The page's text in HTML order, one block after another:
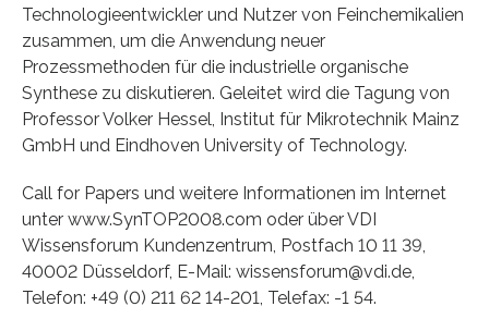
Technologieentwickler und Nutzer von Feinchemikalien
zusammen, um die Anwendung neuer
Prozessmethoden für die industrielle organische
Synthese zu diskutieren. Geleitet wird die Tagung von
Professor Volker Hessel, Institut für Mikrotechnik Mainz
GmbH und Eindhoven University of Technology.
Call for Papers und weitere Informationen im Internet
unter www.SynTOP2008.com oder über VDI
Wissensforum Kundenzentrum, Postfach 10 11 39,
40002 Düsseldorf, E-Mail: wissensforum@vdi.de,
Telefon: +49 (0) 211 62 14-201, Telefax: -1 54.